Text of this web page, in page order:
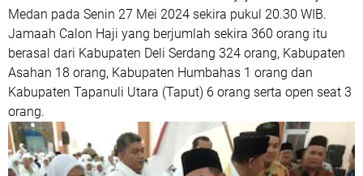
Medan pada Senin 27 Mei 2024 sekira pukul 20.30 WIB.
Jamaah Calon Haji yang berjumlah sekira 360 orang itu
berasal dari Kabupaten Deli Serdang 324 orang, Kabupaten
Asahan 18 orang, Kabupaten Humbahas 1 orang dan
Kabupaten Tapanuli Utara (Taput) 6 orang serta open seat 3
orang.